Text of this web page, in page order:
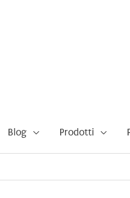
Blog Prodotti